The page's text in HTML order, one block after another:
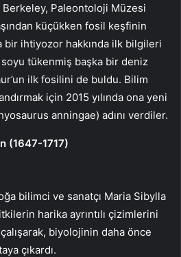
Paleontoloji Müzesi
küçükken fosil keşfinin
bir ihtiyozor hakkında ilk bilgileri
tükenmiş başka bir deniz
ilk fosilini de buldu. Bilim
için 2015 yılında ona yeni
anningae) adını verdiler.
(1647-1717)
bilimci ve sanatçı Maria Sibylla
harika ayrıntılı çizimlerini
biyolojinin daha önce
çıkardı.